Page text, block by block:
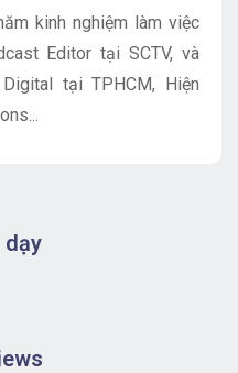
kinh nghiệm làm việc
Editor tại SCTV, và
tại TPHCM, Hiện
dạy